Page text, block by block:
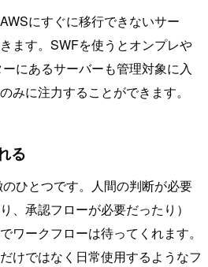
にすぐに移行できないサー
ます。SWFを使うとオンプレや
にあるサーバーも管理対象に入
みに注力することができます。
る
ひとつです。人間の判断が必要
、承認フローが必要だったり）
ワークフローは待ってくれます。
けではなく日常使用するようなフ